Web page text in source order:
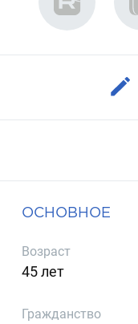
ОСНОВНОЕ
Возраст
45 лет
Гражданство